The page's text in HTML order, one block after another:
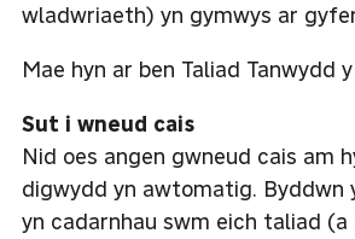
wladwriaeth) yn gymwys ar
Mae hyn ar ben Taliad Tanwydd
Sut i wneud cais
Nid oes angen gwneud cais am
digwydd yn awtomatig. Byddwn
yn cadarnhau swm eich taliad